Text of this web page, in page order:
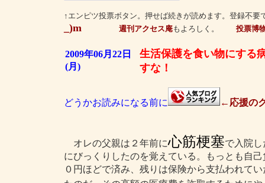
↑エンピツ投票ボタン。押せば続きが読めます。登録不要
_)m 週刊アクセス庵もよろしく。 投票博
2009年06月22日
(月)
生活保護を食い物にする
すな！
どうかお読みになる前に ←応援の
オレの父親は２年前に心筋梗塞で入院
にびっくりしたのを覚えている。もっとも自
０円ほどで済み、残りは保険から支払われて